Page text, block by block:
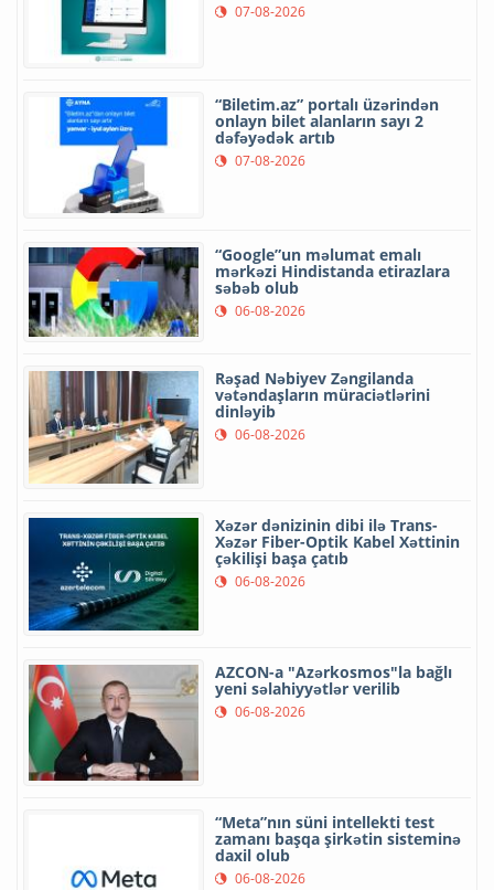
07-08-2026
“Biletim.az” portalı üzərindən
onlayn bilet alanların sayı 2
dəfəyədək artıb
07-08-2026
“Google”un məlumat emalı
mərkəzi Hindistanda etirazlara
səbəb olub
06-08-2026
Rəşad Nəbiyev Zəngilanda
vətəndaşların müraciətlərini
dinləyib
06-08-2026
Xəzər dənizinin dibi ilə Trans-
Xəzər Fiber-Optik Kabel Xəttinin
çəkilişi başa çatıb
06-08-2026
AZCON-a "Azərkosmos"la bağlı
yeni səlahiyyətlər verilib
06-08-2026
“Meta”nın süni intellekti test
zamanı başqa şirkətin sisteminə
daxil olub
06-08-2026